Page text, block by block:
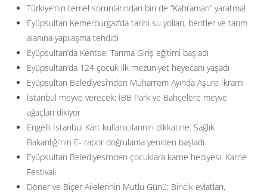
Türkiye’nin temel sorunlarından biri de ”Kahraman” yaratma!
Eyüpsultan Kemerburgaz’da tarihi su yolları, bentler ve tarım
alanına yapılaşma tehdidi
Eyüpsultan’da Kentsel Tarıma Giriş eğitimi başladı
Eyüpsultan’da 124 çocuk ilk mezuniyet heyecanı yaşadı
Eyüpsultan Belediyesi’nden Muharrem Ayında Aşure İkramı
İstanbul meyve verecek: İBB Park ve Bahçelere meyve
ağaçları dikiyor
Engelli İstanbul Kart kullanıcılarının dikkatine: Sağlık
Bakanlığı’nın E- rapor doğrulama yeniden başladı
Eyüpsultan Belediyesi’nden çocuklara karne hediyesi: Karne
Festivali
Döner ve Biçer Ailelerinin Mutlu Günü: Biricik evlatları,